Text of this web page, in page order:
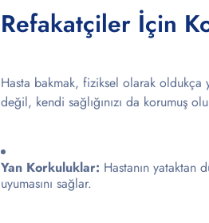
Refakatçiler İçin
Hasta bakmak, fiziksel olarak oldukça
değil, kendi sağlığınızı da korumuş
Yan Korkuluklar: Hastanın yataktan
uyumasını sağlar.